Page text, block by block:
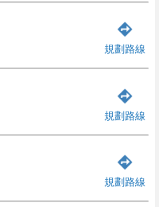
規劃路線
規劃路線
規劃路線